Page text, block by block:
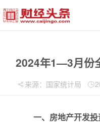
2024年1—3月份
来源：国家统计局
一、房地产开发投